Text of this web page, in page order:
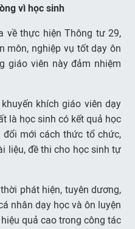
vì học sinh
về thực hiện Thông tư 29,
môn, nghiệp vụ tốt dạy ôn
giáo viên này đảm nhiệm
khích giáo viên dạy
là học sinh có kết quả học
mới cách thức tổ chức,
liệu, đề thi cho học sinh tự
phát hiện, tuyên dương,
nhân dạy học và ôn luyện
quả cao trong công tác